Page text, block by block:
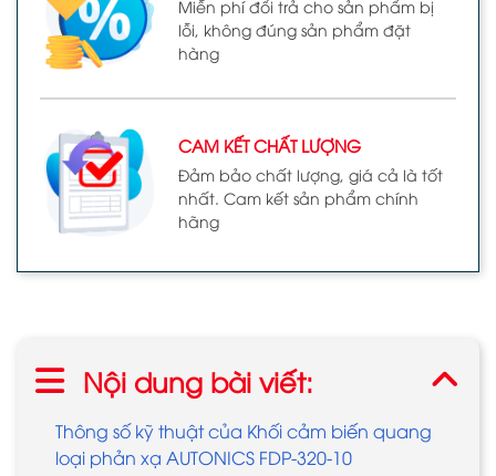
Miễn phí đổi trả cho sản phẩm bị
lỗi, không đúng sản phẩm đặt
hàng
CAM KẾT CHẤT LƯỢNG
Đảm bảo chất lượng, giá cả là tốt
nhất. Cam kết sản phẩm chính
hãng
Nội dung bài viết:
Thông số kỹ thuật của Khối cảm biến quang
loại phản xạ AUTONICS FDP-320-10